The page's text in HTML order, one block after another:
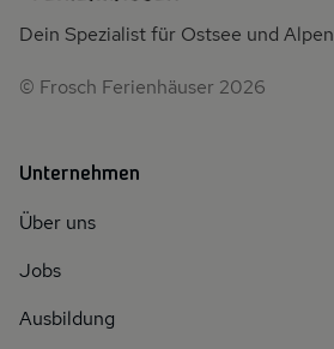
Dein Spezialist für Ostsee und Alpen
© Frosch Ferienhäuser 2026
Unternehmen
Über uns
Jobs
Ausbildung